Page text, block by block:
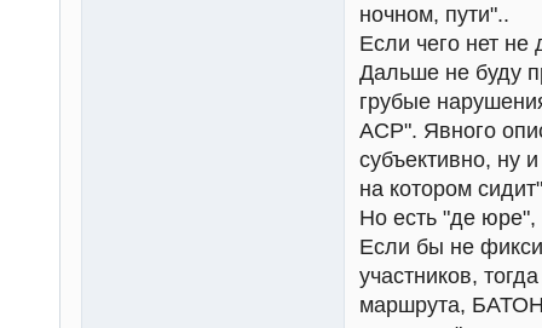
ночном, пути"..
Если чего нет не
Дальше не буду
грубые
ACP". Явного
субъективно, ну
на котором
Но есть "де юре",
Если бы не
участников,
маршрута,